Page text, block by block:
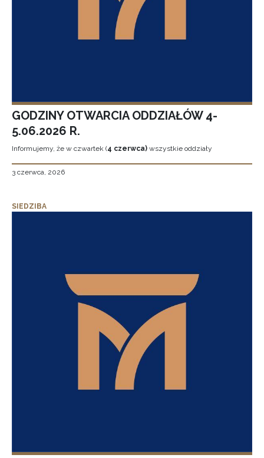
GODZINY OTWARCIA ODDZIAŁÓW 4-
5.06.2026 R.
Informujemy, że w czwartek (4 czerwca) wszystkie oddziały
3 czerwca, 2026
SIEDZIBA